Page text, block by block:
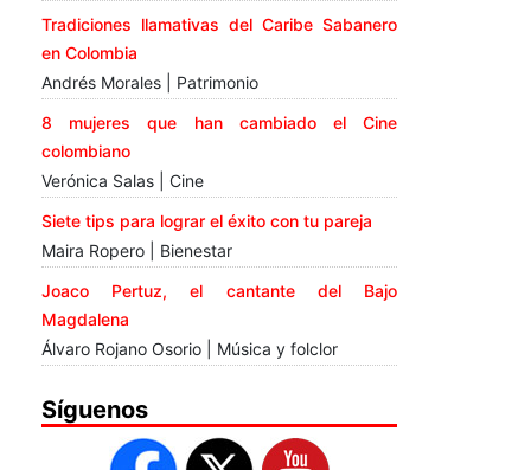
Tradiciones llamativas del Caribe Sabanero
en Colombia
Andrés Morales | Patrimonio
8 mujeres que han cambiado el Cine
colombiano
Verónica Salas | Cine
Siete tips para lograr el éxito con tu pareja
Maira Ropero | Bienestar
Joaco Pertuz, el cantante del Bajo
Magdalena
Álvaro Rojano Osorio | Música y folclor
Síguenos